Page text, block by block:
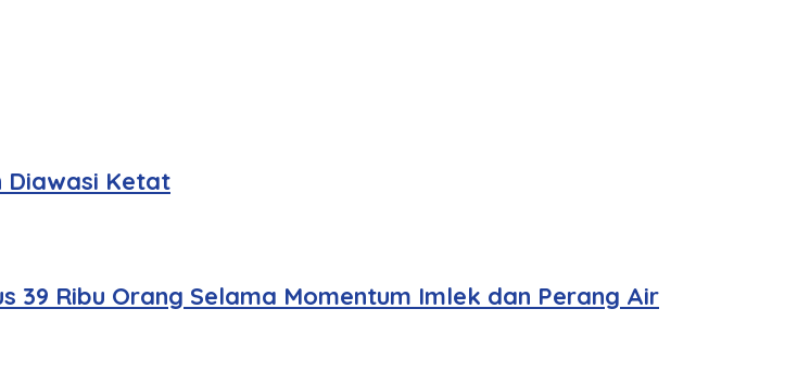
Diawasi Ketat
39 Ribu Orang Selama Momentum Imlek dan Perang Air